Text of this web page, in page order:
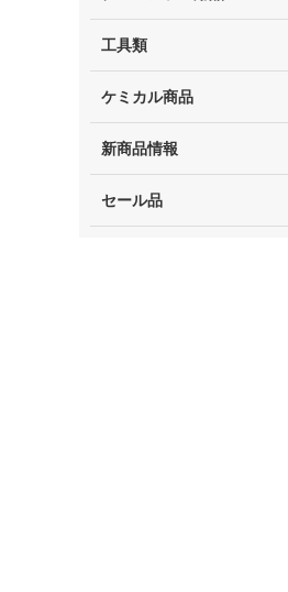
工具類
ケミカル商品
新商品情報
セール品